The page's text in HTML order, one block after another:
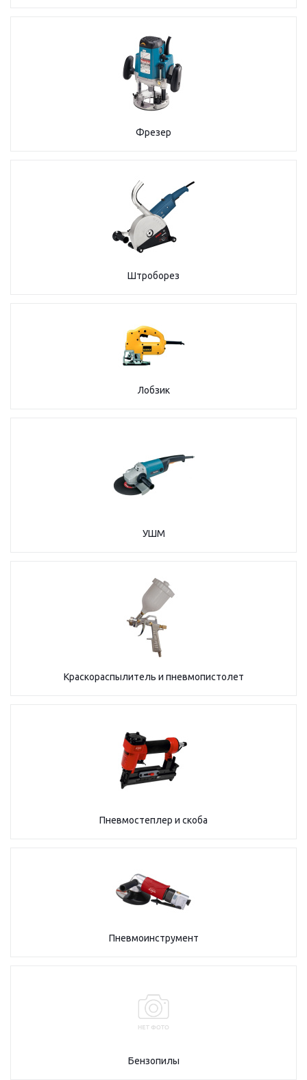
Фрезер
Штроборез
Лобзик
УШМ
Краскораспылитель и пневмопистолет
Пневмостеплер и скоба
Пневмоинструмент
Бензопилы